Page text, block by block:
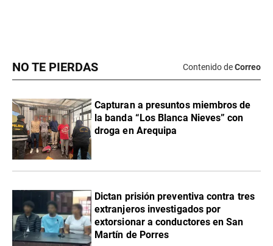
NO TE PIERDAS Contenido deCorreo
Capturan a presuntos miembros de
la banda “Los Blanca Nieves” con
droga en Arequipa
Dictan prisión preventiva contra tres
extranjeros investigados por
extorsionar a conductores en San
Martín de Porres